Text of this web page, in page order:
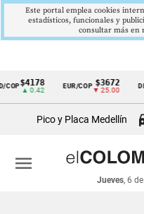
Cintillo
económicos
Colombia
$4178
▲ 0.42
EUR/COP $3672
▼ 25.00
Pico y Placa Medellín
Jueves, 6
menu
Este portal emplea cookies
estadísticos, funcionales y
consultar más en